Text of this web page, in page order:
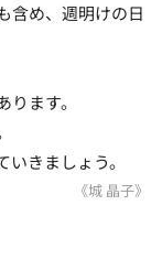
含め、週明けの日
ます。
きましょう。
《城 晶子》